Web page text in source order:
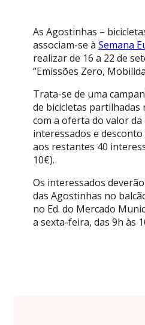
As Agostinhas –
associam-se à Semana
realizar de 16 a 22 de
“Emissões Zero,
Trata-se de uma
de bicicletas partilhadas
com a oferta do valor
interessados e
aos restantes 40
10€).
Os interessados
das Agostinhas no
no Ed. do Mercado
a sexta-feira, das 9h às